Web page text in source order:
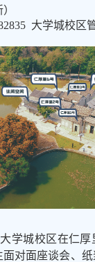
大学城校区
学城校区在仁
对面座谈会、 纸